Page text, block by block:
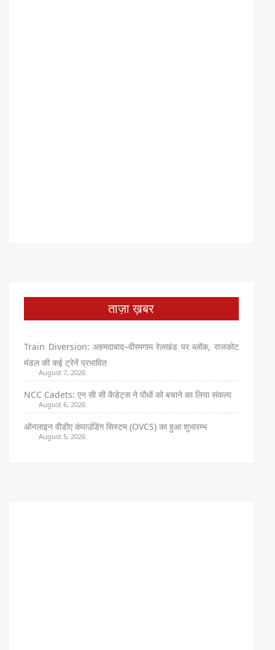
ताज़ा ख़बर
Train Diversion: अहमदाबाद–वीरमगाम रेलखंड पर ब्लॉक, राजकोट
मंडल की कई ट्रेनें प्रभावित
August 7, 2026
NCC Cadets: एन सी सी कैडेट्स ने पौधों को बचाने का लिया संकल्प
August 6, 2026
ऑनलाइन वीडीए कंपाउंडिंग सिस्टम (OVCS) का हुआ शुभारम्भ
August 5, 2026